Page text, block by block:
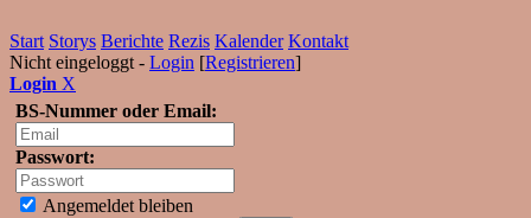
Start Storys Berichte Rezis Kalender Kontakt
Nicht eingeloggt - Login [Registrieren]
Login X
BS-Nummer oder Email:
Passwort:
Angemeldet bleiben